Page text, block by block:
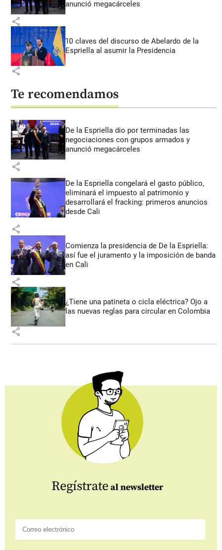
anunció megacárceles
share
10 claves del discurso de Abelardo de la
Espriella al asumir la Presidencia
share
Te recomendamos
De la Espriella dio por terminadas las
negociaciones con grupos armados y
anunció megacárceles
share
De la Espriella congelará el gasto público,
eliminará el impuesto al patrimonio y
desarrollará el fracking: primeros anuncios
desde Cali
share
Comienza la presidencia de De la Espriella:
así fue el juramento y la imposición de banda
en Cali
share
¿Tiene una patineta o cicla eléctrica? Ojo a
las nuevas reglas para circular en Colombia
share
Regístrate al newsletter